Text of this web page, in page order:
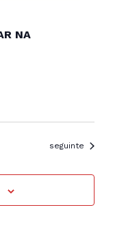
NA
Eventos
seguinte